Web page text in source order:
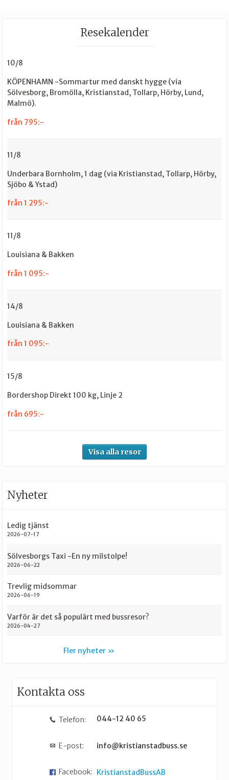
Resekalender
10/8
KÖPENHAMN -Sommartur med danskt hygge (via
Sölvesborg, Bromölla, Kristianstad, Tollarp, Hörby, Lund,
Malmö).
från 795:-
11/8
Underbara Bornholm, 1 dag (via Kristianstad, Tollarp, Hörby,
Sjöbo & Ystad)
från 1 295:-
11/8
Louisiana & Bakken
från 1 095:-
14/8
Louisiana & Bakken
från 1 095:-
15/8
Bordershop Direkt 100 kg, Linje 2
från 695:-
Visa alla resor
Nyheter
Ledig tjänst
2026-07-17
Sölvesborgs Taxi -En ny milstolpe!
2026-06-22
Trevlig midsommar
2026-06-19
Varför är det så populärt med bussresor?
2026-04-27
Fler nyheter
Kontakta oss
Telefon: 044-12 40 65
E-post: info@kristianstadbuss.se
Facebook: KristianstadBussAB